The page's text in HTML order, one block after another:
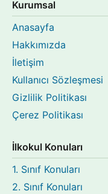
Kurumsal
Anasayfa
Hakkımızda
İletişim
Kullanıcı Sözleşmesi
Gizlilik Politikası
Çerez Politikası
İlkokul Konuları
1. Sınıf Konuları
2. Sınıf Konuları